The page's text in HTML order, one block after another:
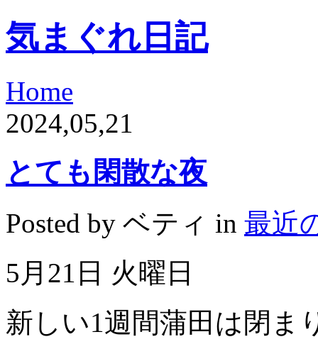
気まぐれ日記
Home
2024,05,21
とても閑散な夜
Posted by ベティ in 最近
5月21日 火曜日
新しい1週間蒲田は閉ま